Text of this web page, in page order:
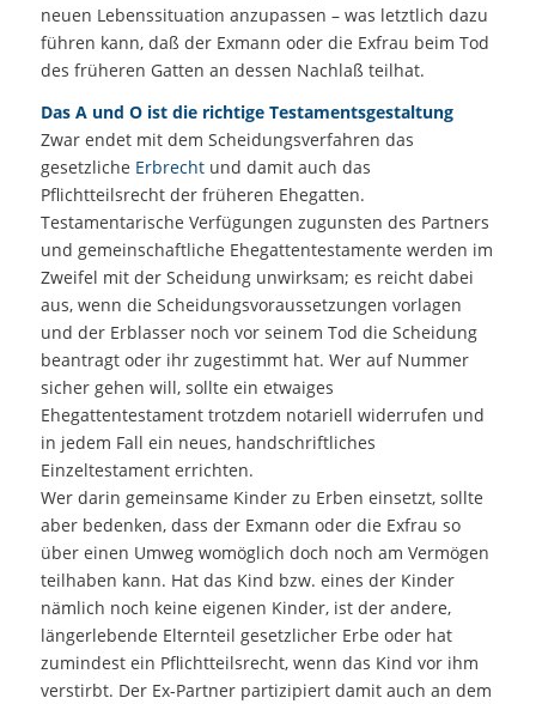
neuen Lebenssituation anzupassen – was letztlich dazu
führen kann, daß der Exmann oder die Exfrau beim Tod
des früheren Gatten an dessen Nachlaß teilhat.
Das A und O ist die richtige Testamentsgestaltung
Zwar endet mit dem Scheidungsverfahren das
gesetzliche Erbrechtund damit auch das
Pflichtteilsrecht der früheren Ehegatten.
Testamentarische Verfügungen zugunsten des Partners
und gemeinschaftliche Ehegattentestamente werden im
Zweifel mit der Scheidung unwirksam; es reicht dabei
aus, wenn die Scheidungsvoraussetzungen vorlagen
und der Erblasser noch vor seinem Tod die Scheidung
beantragt oder ihr zugestimmt hat. Wer auf Nummer
sicher gehen will, sollte ein etwaiges
Ehegattentestament trotzdem notariell widerrufen und
in jedem Fall ein neues, handschriftliches
Einzeltestament errichten.
Wer darin gemeinsame Kinder zu Erben einsetzt, sollte
aber bedenken, dass der Exmann oder die Exfrau so
über einen Umweg womöglich doch noch am Vermögen
teilhaben kann. Hat das Kind bzw. eines der Kinder
nämlich noch keine eigenen Kinder, ist der andere,
längerlebende Elternteil gesetzlicher Erbe oder hat
zumindest ein Pflichtteilsrecht, wenn das Kind vor ihm
verstirbt. Der Ex-Partner partizipiert damit auch an dem